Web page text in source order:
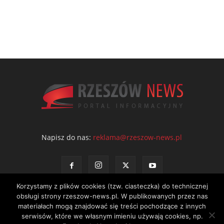
Napisz do nas: reklama@rzeszow-news.pl
Kontakt Polityka prywatności Regulamin portalu
Korzystamy z plików cookies (tzw. ciasteczka) do technicznej
obsługi strony rzeszow-news.pl. W publikowanych przez nas
materiałach mogą znajdować się treści pochodzące z innych
serwisów, które we własnym imieniu używają cookies, np.